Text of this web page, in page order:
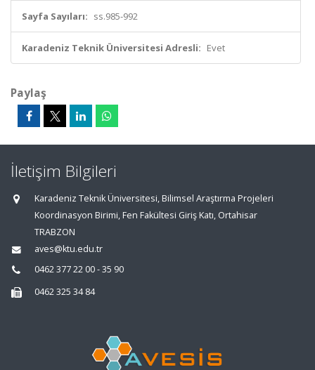
Sayfa Sayıları: ss.985-992
Karadeniz Teknik Üniversitesi Adresli: Evet
Paylaş
İletişim Bilgileri
Karadeniz Teknik Üniversitesi, Bilimsel Araştırma Projeleri
Koordinasyon Birimi, Fen Fakültesi Giriş Katı, Ortahisar
TRABZON
aves@ktu.edu.tr
0462 377 22 00 - 35 90
0462 325 34 84